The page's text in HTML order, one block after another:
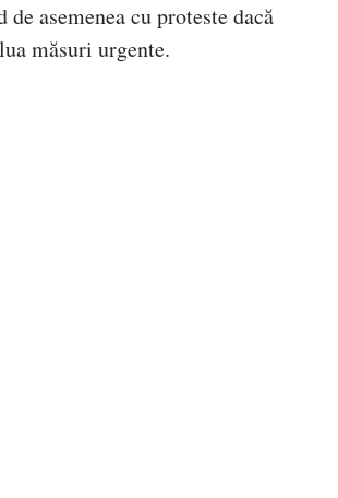
asemenea cu proteste dacă
măsuri urgente.